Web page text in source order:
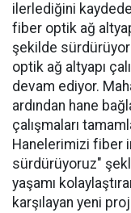
ilerlediğini
fiber optik ağ
şekilde
optik ağ altyapı
devam ediyor.
ardından hane
çalışmaları
Hanelerimizi fiber
sürdürüyoruz"
yaşamı
karşılayan yeni